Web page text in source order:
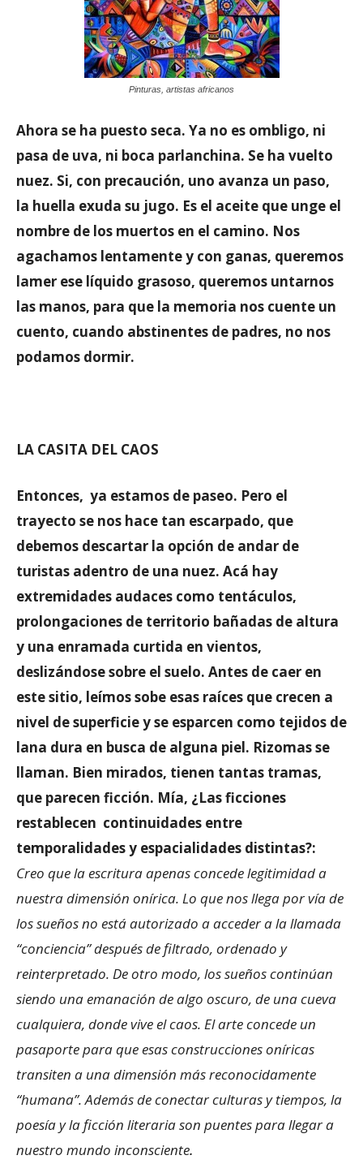
Pinturas, artistas africanos
Ahora se ha puesto seca. Ya no es ombligo, ni
pasa de uva, ni boca parlanchina. Se ha vuelto
nuez. Si, con precaución, uno avanza un paso,
la huella exuda su jugo. Es el aceite que unge el
nombre de los muertos en el camino. Nos
agachamos lentamente y con ganas, queremos
lamer ese líquido grasoso, queremos untarnos
las manos, para que la memoria nos cuente un
cuento, cuando abstinentes de padres, no nos
podamos dormir.
LA CASITA DEL CAOS
Entonces, ya estamos de paseo. Pero el
trayecto se nos hace tan escarpado, que
debemos descartar la opción de andar de
turistas adentro de una nuez. Acá hay
extremidades audaces como tentáculos,
prolongaciones de territorio bañadas de altura
y una enramada curtida en vientos,
deslizándose sobre el suelo. Antes de caer en
este sitio, leímos sobe esas raíces que crecen a
nivel de superficie y se esparcen como tejidos de
lana dura en busca de alguna piel. Rizomas se
llaman. Bien mirados, tienen tantas tramas,
que parecen ficción. Mía, ¿Las ficciones
restablecen continuidades entre
temporalidades y espacialidades distintas?:
Creo que la escritura apenas concede legitimidad a
nuestra dimensión onírica. Lo que nos llega por vía de
los sueños no está autorizado a acceder a la llamada
“conciencia” después de filtrado, ordenado y
reinterpretado. De otro modo, los sueños continúan
siendo una emanación de algo oscuro, de una cueva
cualquiera, donde vive el caos. El arte concede un
pasaporte para que esas construcciones oníricas
transiten a una dimensión más reconocidamente
“humana”. Además de conectar culturas y tiempos, la
poesía y la ficción literaria son puentes para llegar a
nuestro mundo inconsciente.